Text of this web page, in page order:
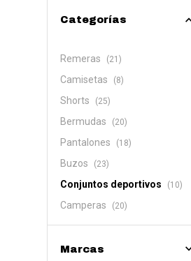
Categorías
Remeras (21)
Camisetas (8)
Shorts (25)
Bermudas (20)
Pantalones (18)
Buzos (23)
Conjuntos deportivos (10)
Camperas (20)
Marcas